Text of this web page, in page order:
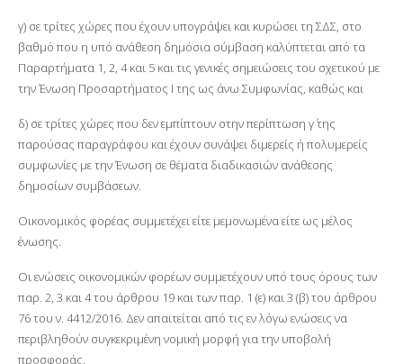
γ) σε τρίτες χώρες που έχουν υπογράψει και κυρώσει τη ΣΔΣ, στο
βαθμό που η υπό ανάθεση δημόσια σύμβαση καλύπτεται από τα
Παραρτήματα 1, 2, 4 και 5 και τις γενικές σημειώσεις του σχετικού με
την Ένωση Προσαρτήματος I της ως άνω Συμφωνίας, καθώς και
δ) σε τρίτες χώρες που δεν εμπίπτουν στην περίπτωση γ΄ της
παρούσας παραγράφου και έχουν συνάψει διμερείς ή πολυμερείς
συμφωνίες με την Ένωση σε θέματα διαδικασιών ανάθεσης
δημοσίων συμβάσεων.
Οικονομικός φορέας συμμετέχει είτε μεμονωμένα είτε ως μέλος
ένωσης.
Οι ενώσεις οικονομικών φορέων συμμετέχουν υπό τους όρους των
παρ. 2, 3 και 4 του άρθρου 19 και των παρ. 1 (ε) και 3 (β) του άρθρου
76 του ν. 4412/2016. Δεν απαιτείται από τις εν λόγω ενώσεις να
περιβληθούν συγκεκριμένη νομική μορφή για την υποβολή
προσφοράς.